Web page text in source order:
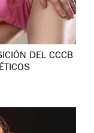
DEL CCCB